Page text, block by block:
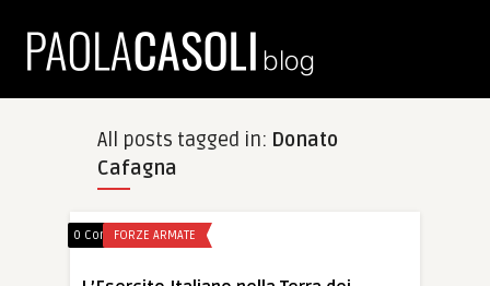
All posts tagged in: Donato
Cafagna
0 CommentsFORZE ARMATE